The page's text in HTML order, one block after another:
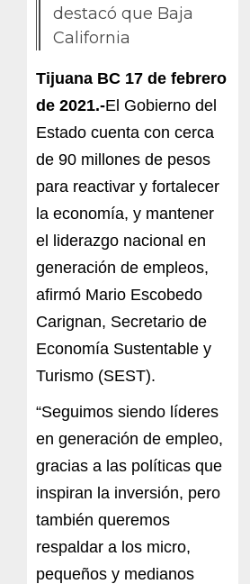
destacó que Baja
California
Tijuana BC 17 de febrero
de 2021.-El Gobierno del
Estado cuenta con cerca
de 90 millones de pesos
para reactivar y fortalecer
la economía, y mantener
el liderazgo nacional en
generación de empleos,
afirmó Mario Escobedo
Carignan, Secretario de
Economía Sustentable y
Turismo (SEST).
“Seguimos siendo líderes
en generación de empleo,
gracias a las políticas que
inspiran la inversión, pero
también queremos
respaldar a los micro,
pequeños y medianos